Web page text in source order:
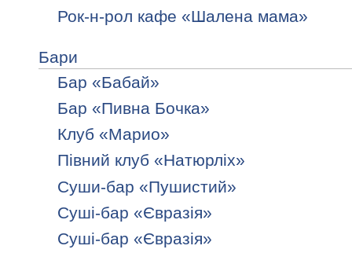
Рок-н-рол кафе «Шалена мама»
Бари
Бар «Бабай»
Бар «Пивна Бочка»
Клуб «Марио»
Півний клуб «Натюрліх»
Суши-бар «Пушистий»
Суші-бар «Євразія»
Суші-бар «Євразія»